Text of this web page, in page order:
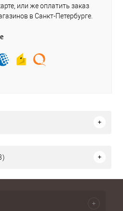
или же оплатить заказ
в Санкт-Петербурге.